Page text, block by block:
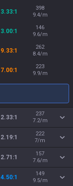
3.33:1
398
9.4/m
3.00:1
146
9.6/m
9.33:1
262
8.4/m
7.00:1
223
9.9/m
2.33:1
237
7.2/m
2.19:1
222
7/m
2.71:1
157
7.6/m
4.50:1
149
9.5/m